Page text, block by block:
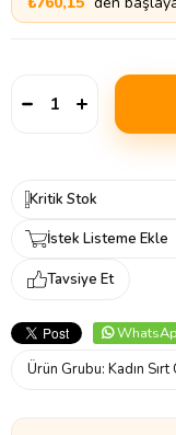
Kritik Stok
İstek Listeme Ekle
Tavsiye Et
Ürün Grubu: Kadın Sırt